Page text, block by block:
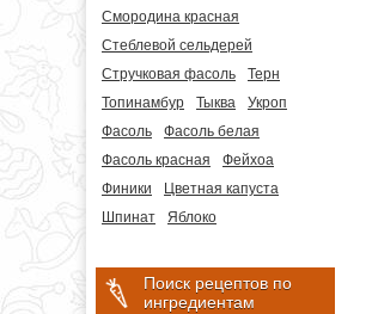
Смородина красная
Стеблевой сельдерей
Стручковая фасоль
Терн
Топинамбур
Тыква
Укроп
Фасоль
Фасоль белая
Фасоль красная
Фейхоа
Финики
Цветная капуста
Шпинат
Яблоко
Поиск рецептов по
ингредиентам